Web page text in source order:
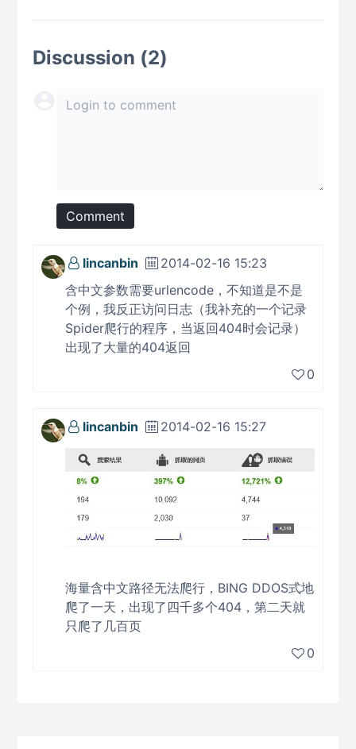
Discussion (2)
Comment
lincanbin
2014-02-16 15:23
含中文参数需要urlencode，不知道是不是
个例，我反正访问日志（我补充的一个记录
Spider爬行的程序，当返回404时会记录）
出现了大量的404返回
0
lincanbin 2014-02-16 15:27
海量含中文路径无法爬行，BING DDOS式地
爬了一天，出现了四千多个404，第二天就
只爬了几百页
0